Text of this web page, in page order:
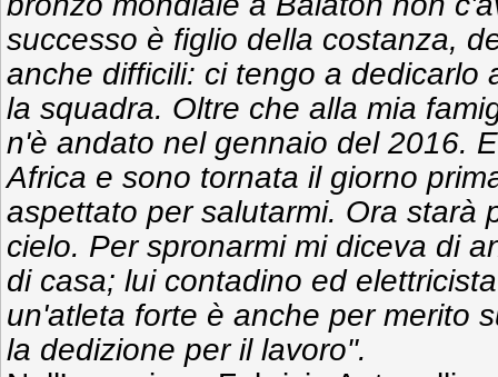
successo è figlio della costanza,
anche difficili: ci tengo a dedicarlo
la squadra. Oltre che alla mia
n'è andato nel gennaio del 2016.
Africa e sono tornata il giorno
aspettato per salutarmi. Ora starà
cielo. Per spronarmi mi diceva di
di casa; lui contadino ed
un'atleta forte è anche per merito
la dedizione per il lavoro".